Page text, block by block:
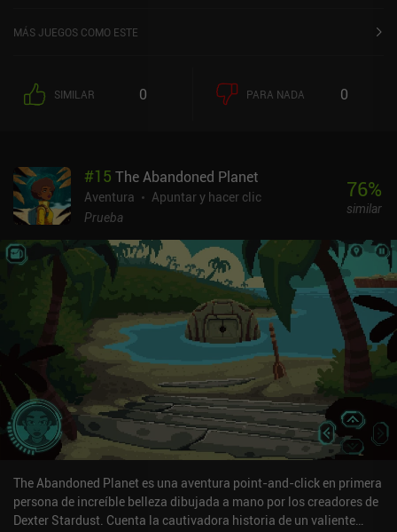
Lila, que vive una vida sin sentido en la que cada día se parece al
materiales. Parte del juego consiste en elegir materiales cuyas
propiedades se ajusten a las peticiones de los distintos clientes. El
parecen montones de huesos andantes sin personalidad. Aun así,
nuestro protagonista persigue un objetivo desconocido que, de
algún modo, acaba relacionado con el bienestar de Lila. Tardamos
en un orden cronológico mixto, lo que nos deja a nosotros y a los
personajes perplejos sobre por qué otras personas recuerdan los
acontecimientos de forma diferente. Pero no te preocupes: todo se
aclara hacia el final. Así que si, como yo, no tienes ni idea de qué
demonios está pasando a lo largo del juego, debes saber que esa
es exactamente la intención de los autores. Universe for Sale es un
juego premium de 6,99 $ sin anuncios ni iAP. Es un juego extraño, y
no puedo recomendárselo a todo el mundo. Pero a pesar de su
peculiar forma de contar la historia, plantea temas importantes
como la familia, la amistad y el autosacrificio, y en general es una
experiencia agradable.
MÁS JUEGOS COMO ESTE
SIMILAR 0 PARA NADA 0
#15 The Abandoned Planet
Aventura
Apuntar y hacer clic
Prueba
76%
similar
The Abandoned Planet es una aventura point-and-click en primera
persona de increíble belleza dibujada a mano por los creadores de
Dexter Stardust. Cuenta la cautivadora historia de un valiente